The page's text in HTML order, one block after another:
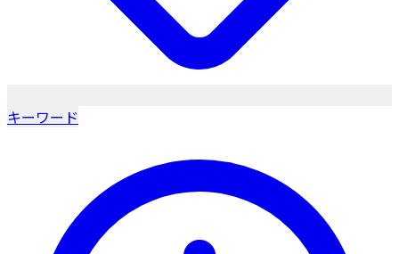
キーワード